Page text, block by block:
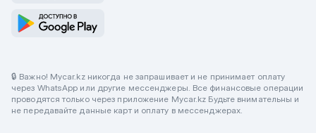
🔒 Важно! Mycar.kz никогда не запрашивает и не принимает оплату
через WhatsApp или другие мессенджеры. Все финансовые операции
проводятся только через приложение Mycar.kz Будьте внимательны и
не передавайте данные карт и оплату в мессенджерах.